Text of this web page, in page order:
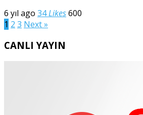
6 yıl ago 34Likes600
Yazı
sayfalandırması
1 2 3 Next »
CANLI YAYIN